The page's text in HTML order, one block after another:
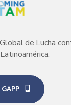
de Lucha